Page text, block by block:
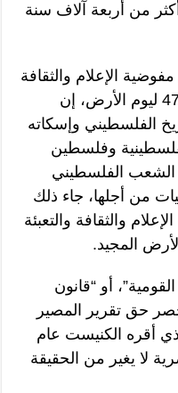
من أربعة آلاف سنة
الإعلام والثقافة
والتعبئة الفكرية، في الذكرى الـ47 ليوم الأرض، إن
الفلسطيني وإسكاته
وفلسطين
الشعب الفلسطيني
من أجلها، جاء ذلك
والثقافة والتعبئة
أو “قانون
حق تقرير المصير
أقره الكنيست عام
لا يغير من الحقيقة